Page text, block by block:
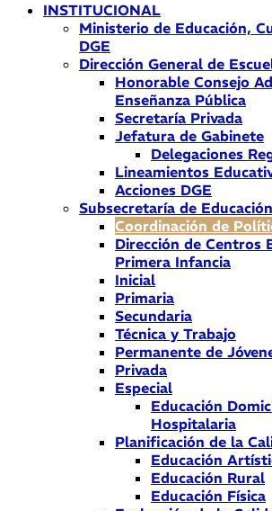
INSTITUCIONAL
Ministerio de Educación,
DGE
Dirección General de
Honorable Consejo
Enseñanza Pública
Secretaría Privada
Jefatura de Gabinete
Delegaciones
Lineamientos
Acciones DGE
Subsecretaría de Educación
Coordinación de
Dirección de Centros
Primera Infancia
Inicial
Primaria
Secundaria
Técnica y Trabajo
Permanente de
Privada
Especial
Educación
Hospitalaria
Planificación de la
Educación
Educación Rural
Educación Física